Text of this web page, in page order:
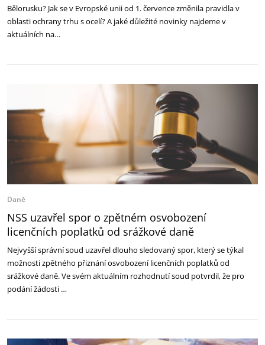
Bělorusku? Jak se v Evropské unii od 1. července změnila pravidla v
oblasti ochrany trhu s ocelí? A jaké důležité novinky najdeme v
aktuálních na…
Daně
NSS uzavřel spor o zpětném osvobození
licenčních poplatků od srážkové daně
Nejvyšší správní soud uzavřel dlouho sledovaný spor, který se týkal
možnosti zpětného přiznání osvobození licenčních poplatků od
srážkové daně. Ve svém aktuálním rozhodnutí soud potvrdil, že pro
podání žádosti …